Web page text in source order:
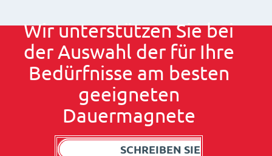
Wir unterstützen Sie bei
der Auswahl der für Ihre
Bedürfnisse am besten
geeigneten
Dauermagnete
SCHREIBEN SIE